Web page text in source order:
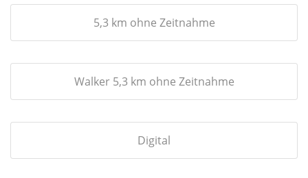
5,3 km ohne Zeitnahme
Walker 5,3 km ohne Zeitnahme
Digital